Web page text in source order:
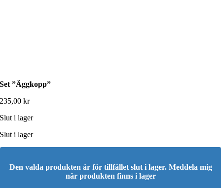
Set ”Äggkopp”
235,00kr
Slut i lager
Slut i lager
Den valda produkten är för tillfället slut i lager. Meddela mig
när produkten finns i lager